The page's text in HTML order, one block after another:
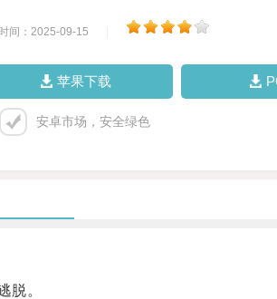
时间：2025-09-15
苹果下载
安卓市场，安全绿色
脱。